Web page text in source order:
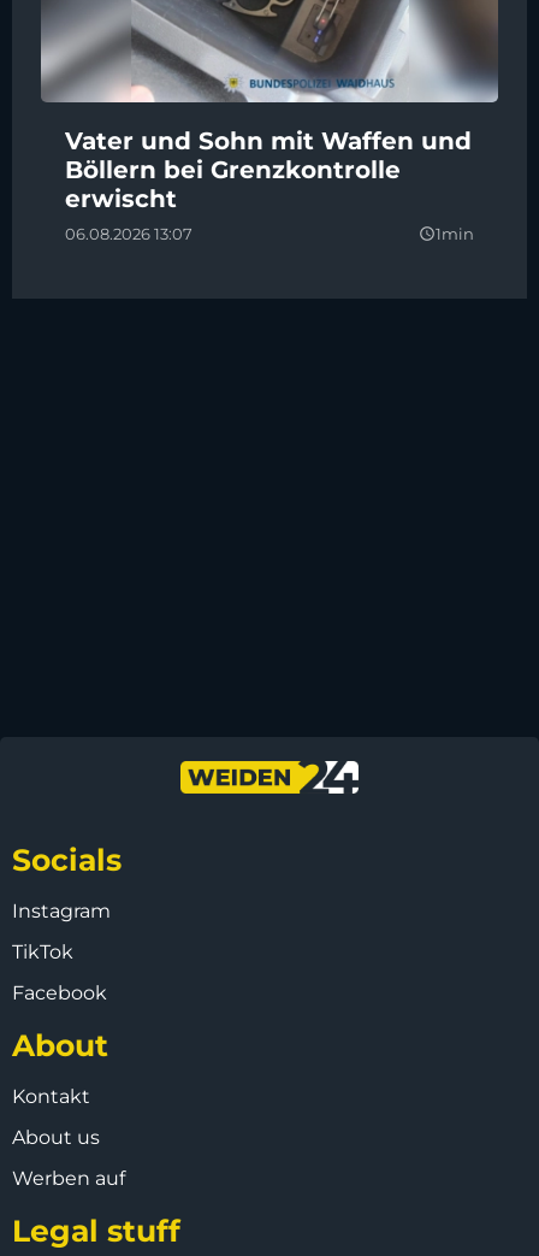
Vater und Sohn mit Waffen und
Böllern bei Grenzkontrolle
erwischt
06.08.2026 13:07 query_builder1min
Socials
Instagram
TikTok
Facebook
About
Kontakt
About us
Werben auf
Legal stuff